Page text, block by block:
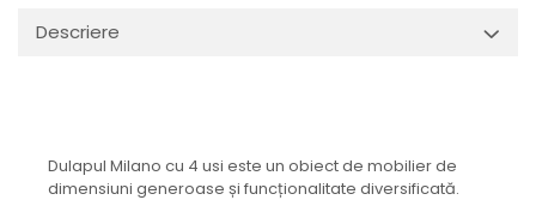
Descriere
Dulapul Milano cu 4 usi este un obiect de mobilier de
dimensiuni generoase și funcționalitate diversificată.